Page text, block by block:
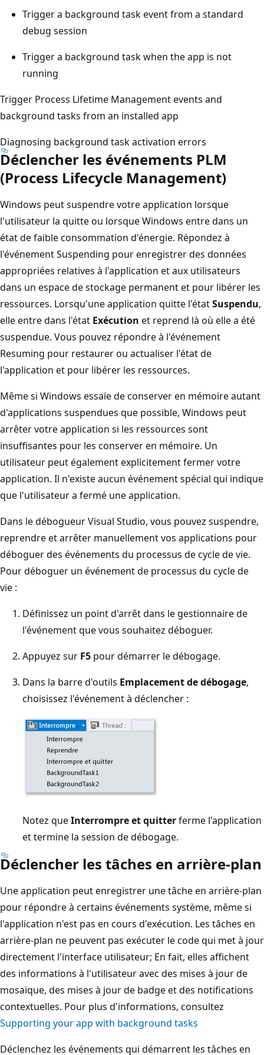
Trigger a background task event from a standard
debug session
Trigger a background task when the app is not
running
Trigger Process Lifetime Management events and
background tasks from an installed app
Diagnosing background task activation errors
Déclencher les événements PLM
(Process Lifecycle Management)
Windows peut suspendre votre application lorsque
l'utilisateur la quitte ou lorsque Windows entre dans un
état de faible consommation d'énergie. Répondez à
l'événement Suspending pour enregistrer des données
appropriées relatives à l'application et aux utilisateurs
dans un espace de stockage permanent et pour libérer les
ressources. Lorsqu'une application quitte l'étatSuspendu,
elle entre dans l'état Exécution et reprend là où elle a été
suspendue. Vous pouvez répondre à l'événement
Resuming pour restaurer ou actualiser l'état de
l'application et pour libérer les ressources.
Même si Windows essaie de conserver en mémoire autant
d'applications suspendues que possible, Windows peut
arrêter votre application si les ressources sont
insuffisantes pour les conserver en mémoire. Un
utilisateur peut également explicitement fermer votre
application. Il n'existe aucun événement spécial qui indique
que l'utilisateur a fermé une application.
Dans le débogueur Visual Studio, vous pouvez suspendre,
reprendre et arrêter manuellement vos applications pour
déboguer des événements du processus de cycle de vie.
Pour déboguer un événement de processus du cycle de
vie :
Définissez un point d'arrêt dans le gestionnaire de
l'événement que vous souhaitez déboguer.
Appuyez sur F5 pour démarrer le débogage.
Dans la barre d'outils Emplacement de débogage,
choisissez l'événement à déclencher :
Notez queInterrompre et quitterferme l'application
et termine la session de débogage.
Déclencher les tâches en arrière-plan
Une application peut enregistrer une tâche en arrière-plan
pour répondre à certains événements système, même si
l'application n'est pas en cours d'exécution. Les tâches en
arrière-plan ne peuvent pas exécuter le code qui met à jour
directement l'interface utilisateur; En fait, elles affichent
des informations à l'utilisateur avec des mises à jour de
mosaïque, des mises à jour de badge et des notifications
contextuelles. Pour plus d'informations, consultez
Supporting your app with background tasks
Déclenchez les événements qui démarrent les tâches en